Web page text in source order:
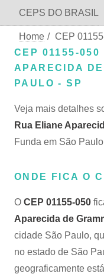
CEPS DO BRASIL
Home / CEP
CEP 01155-050
APARECIDA
PAULO - SP
Veja mais detalhes
Rua Eliane
Funda em São
ONDE FICA O
O CEP 01155-050
Aparecida de
cidade São Paulo,
no estado de São
geograficamente